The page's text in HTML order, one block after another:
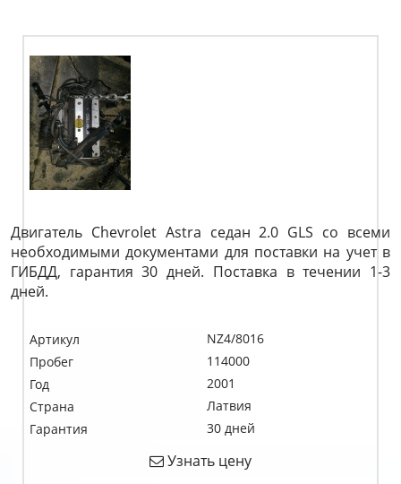
Двигатель Chevrolet Astra седан 2.0 GLS со всеми
необходимыми документами для поставки на учет в
ГИБДД, гарантия 30 дней. Поставка в течении 1-3
дней.
Артикул
NZ4/8016
Пробег
114000
Год
2001
Страна
Латвия
Гарантия
30 дней
Узнать цену